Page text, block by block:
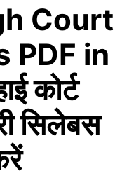
Court
PDF in
कोर्ट
सिलेबस